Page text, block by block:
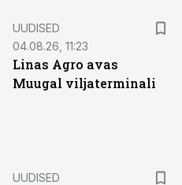
UUDISED
04.08.26, 11:23
Linas Agro avas
Muugal viljaterminali
UUDISED